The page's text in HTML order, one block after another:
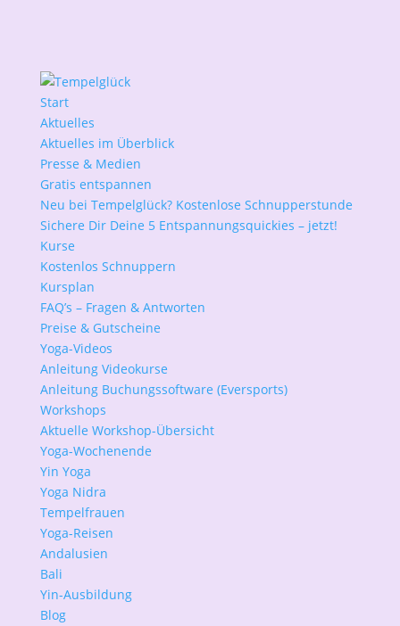
Start
Aktuelles
Aktuelles im Überblick
Presse & Medien
Gratis entspannen
Neu bei Tempelglück? Kostenlose Schnupperstunde
Sichere Dir Deine 5 Entspannungsquickies – jetzt!
Kurse
Kostenlos Schnuppern
Kursplan
FAQ’s – Fragen & Antworten
Preise & Gutscheine
Yoga-Videos
Anleitung Videokurse
Anleitung Buchungssoftware (Eversports)
Workshops
Aktuelle Workshop-Übersicht
Yoga-Wochenende
Yin Yoga
Yoga Nidra
Tempelfrauen
Yoga-Reisen
Andalusien
Bali
Yin-Ausbildung
Blog